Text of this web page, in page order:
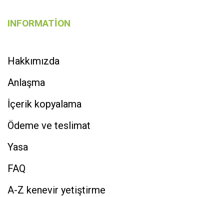
INFORMATION
Hakkımızda
Anlaşma
İçerik kopyalama
Ödeme ve teslimat
Yasa
FAQ
A-Z kenevir yetiştirme